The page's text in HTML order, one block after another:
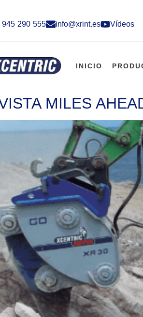
945 290 555​ info@xrint.es Vídeos
INICIO
MILES